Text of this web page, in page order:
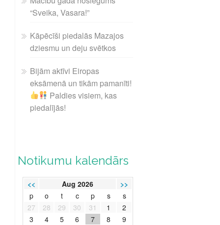
“Sveika, Vasara!”
Kāpēcīši piedalās Mazajos
dziesmu un deju svētkos
Bijām aktīvi Eiropas
eksāmenā un tikām pamanīti!
Paldies visiem, kas
piedalījās!
Notikumu kalendārs
<< Aug 2026
>>
p
o t c p s
s
27
28 29 30 31 1
2
3
4 5 6 7 8
9